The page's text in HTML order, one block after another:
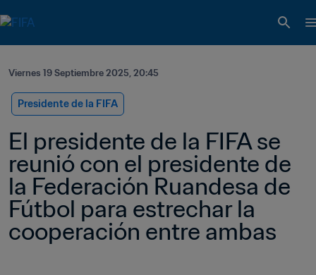
Viernes 19 Septiembre 2025, 20:45
Presidente de la FIFA
El presidente de la FIFA se
reunió con el presidente de
la Federación Ruandesa de
Fútbol para estrechar la
cooperación entre ambas